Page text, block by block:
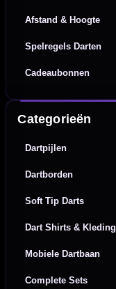
Afstand & Hoogte
Spelregels Darten
Cadeaubonnen
Categorieën
Dartpijlen
Dartborden
Soft Tip Darts
Dart Shirts & Kleding
Mobiele Dartbaan
Complete Sets